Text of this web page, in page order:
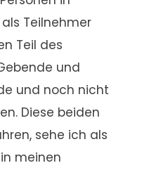
Teilnehmer
Teil des
und
und noch nicht
Diese beiden
sehe ich als
meinen